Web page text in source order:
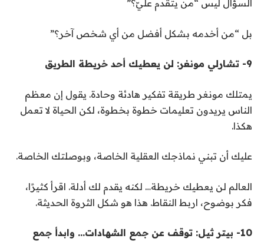
السؤال ليس “من يتقدم عليّ؟”
بل “من أخدمه بشكل أفضل من أي شخص آخر؟”
9- تشارلي مونغر: لن يعطيك أحد خريطة الطريق
يمتلك مونغر طريقة تفكير هادئة وحادة. يقول إن معظم
الناس يريدون تعليمات خطوة بخطوة، لكن الحياة لا تعمل
هكذا.
عليك أن تبني نماذجك العقلية الخاصة، وبوصلتك الخاصة.
العالم لن يعطيك خريطة… لكنه يقدم لك أدلة. اقرأ كثيرًا،
فكر بوضوح، اربط النقاط. هذا هو شكل الثروة الحديثة.
10-
بيتر ثيل: توقف عن جمع الشهادات… وابدأ جمع